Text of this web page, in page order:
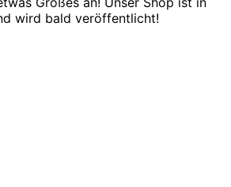
wird bald veröffentlicht!